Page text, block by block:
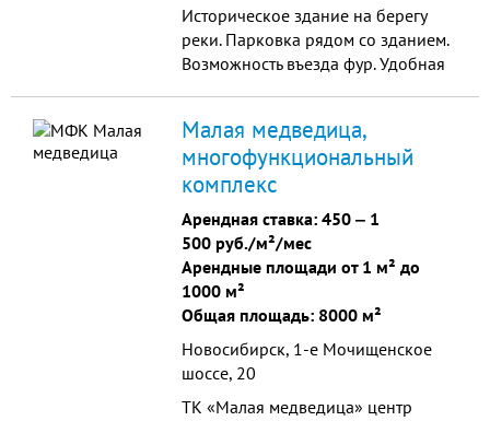
Историческое здание на берегу
реки. Парковка рядом со зданием.
Возможность въезда фур. Удобная
Малая медведица,
многофункциональный
комплекс
Арендная ставка: 450 ‒ 1
500 руб./м²/мес
Арендные площади от 1 м² до
1000 м²
Общая площадь: 8000 м²
Новосибирск, 1-е Мочищенское
шоссе, 20
ТК «Малая медведица» центр